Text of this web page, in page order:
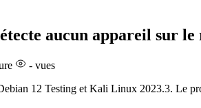
aucun appareil sur le
- vues
12 Testing et Kali Linux 2023.3. Le